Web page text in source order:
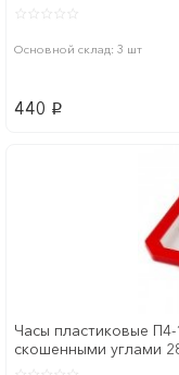
Основной склад: 3 шт
440 p
Часы пластиковые
скошенными углами